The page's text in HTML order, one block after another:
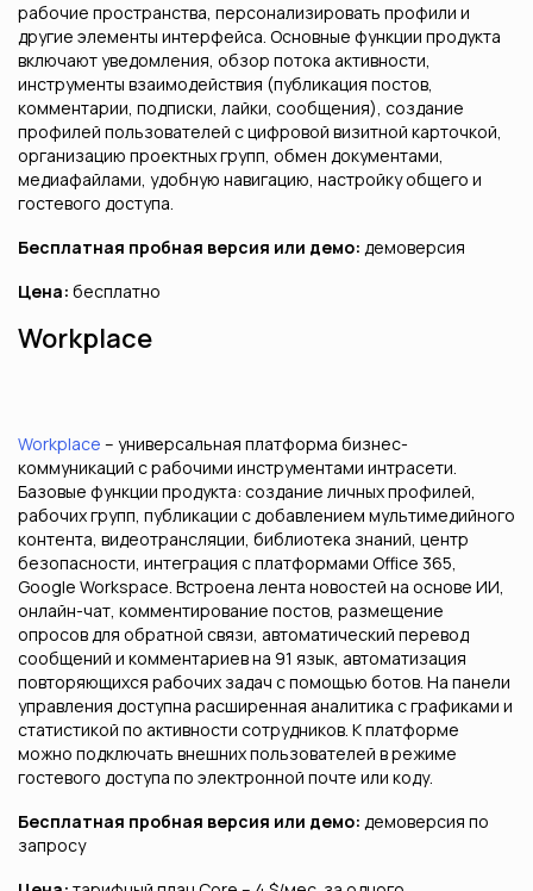
рабочие пространства, персонализировать профили и
другие элементы интерфейса. Основные функции продукта
включают уведомления, обзор потока активности,
инструменты взаимодействия (публикация постов,
комментарии, подписки, лайки, сообщения), создание
профилей пользователей с цифровой визитной карточкой,
организацию проектных групп, обмен документами,
медиафайлами, удобную навигацию, настройку общего и
гостевого доступа.
Бесплатная пробная версия или демо: демоверсия
Цена: бесплатно
Workplace
Workplace – универсальная платформа бизнес-
коммуникаций с рабочими инструментами интрасети.
Базовые функции продукта: создание личных профилей,
рабочих групп, публикации с добавлением мультимедийного
контента, видеотрансляции, библиотека знаний, центр
безопасности, интеграция с платформами Office 365,
Google Workspace. Встроена лента новостей на основе ИИ,
онлайн-чат, комментирование постов, размещение
опросов для обратной связи, автоматический перевод
сообщений и комментариев на 91 язык, автоматизация
повторяющихся рабочих задач с помощью ботов. На панели
управления доступна расширенная аналитика с графиками и
статистикой по активности сотрудников. К платформе
можно подключать внешних пользователей в режиме
гостевого доступа по электронной почте или коду.
Бесплатная пробная версия или демо: демоверсия по
запросу